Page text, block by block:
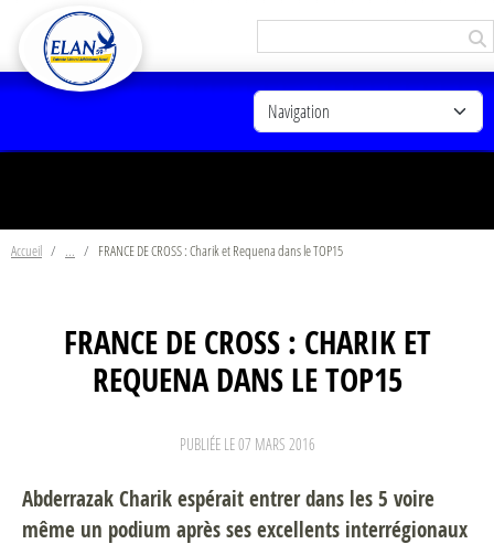
Accueil FRANCE DE CROSS : Charik et Requena dans le TOP15
FRANCE DE CROSS : CHARIK ET
REQUENA DANS LE TOP15
PUBLIÉE LE07 MARS 2016
Abderrazak Charik espérait entrer dans les 5 voire
même un podium après ses excellents interrégionaux
Panneau de gestion des cookies